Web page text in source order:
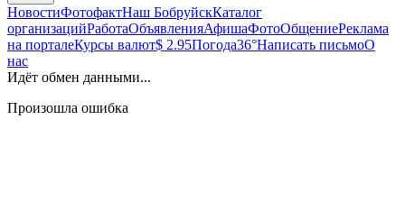
НовостиФотофактНаш БобруйскКаталог
организацийРаботаОбъявленияАфишаФотоОбщениеРеклама
на порталеКурсы валют$ 2.95Погода36°Написать письмоО
нас
Идёт обмен данными...
Произошла ошибка